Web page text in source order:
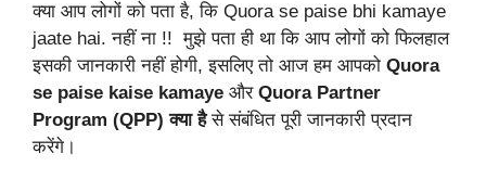
क्या आप लोगों को पता है, कि Quora se paise bhi kamaye
jaate hai. नहीं ना !! मुझे पता ही था कि आप लोगों को फिलहाल
इसकी जानकारी नहीं होगी, इसलिए तो आज हम आपको Quora
se paise kaise kamaye और Quora Partner
Program (QPP) क्या हैसे संबंधित पूरी जानकारी प्रदान
करेंगे।